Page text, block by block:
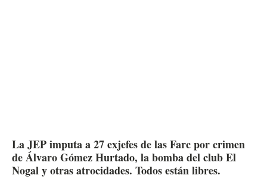
La JEP imputa a 27 exjefes de las Farc por crimen
de Álvaro Gómez Hurtado, la bomba del club El
Nogal y otras atrocidades. Todos están libres.